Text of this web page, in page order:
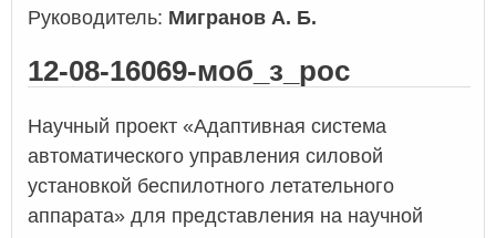
Руководитель: Мигранов А. Б.
12-08-16069-моб_з_рос
Научный проект «Адаптивная система
автоматического управления силовой
установкой беспилотного летательного
аппарата» для представления на научной